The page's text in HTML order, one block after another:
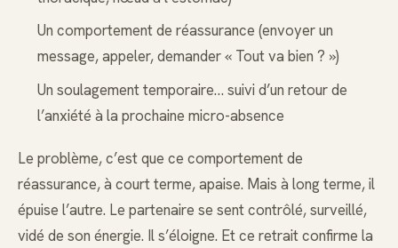
Un comportement de réassurance (envoyer un
message, appeler, demander « Tout va bien ? »)
Un soulagement temporaire… suivi d’un retour de
l’anxiété à la prochaine micro-absence
Le problème, c’est que ce comportement de
réassurance, à court terme, apaise. Mais à long terme, il
épuise l’autre. Le partenaire se sent contrôlé, surveillé,
vidé de son énergie. Il s’éloigne. Et ce retrait confirme la